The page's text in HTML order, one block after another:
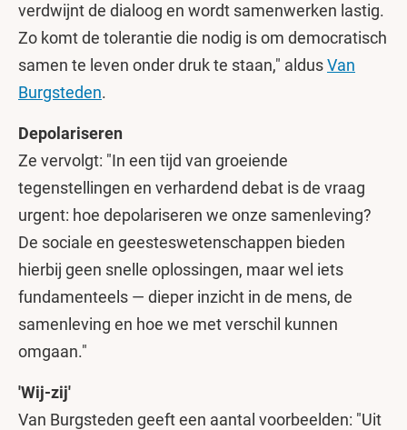
verdwijnt de dialoog en wordt samenwerken lastig.
Zo komt de tolerantie die nodig is om democratisch
samen te leven onder druk te staan," aldusVan
Burgsteden.
Depolariseren
Ze vervolgt: "In een tijd van groeiende
tegenstellingen en verhardend debat is de vraag
urgent: hoe depolariseren we onze samenleving?
De sociale en geesteswetenschappen bieden
hierbij geen snelle oplossingen, maar wel iets
fundamenteels — dieper inzicht in de mens, de
samenleving en hoe we met verschil kunnen
omgaan."
'Wij-zij'
Van Burgsteden geeft een aantal voorbeelden: "Uit